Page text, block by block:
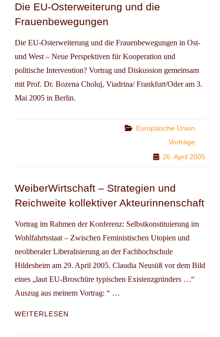
Die EU-Osterweiterung und die
Frauenbewegungen
Die EU-Osterweiterung und die Frauenbewegungen in Ost-
und West – Neue Perspektiven für Kooperation und
politische Intervention? Vortrag und Diskussion gemeinsam
mit Prof. Dr. Bozena Choluj, Viadrina/ Frankfurt/Oder am 3.
Mai 2005 in Berlin.
Categories
Europäische Union
Vorträge
26. April 2005
WeiberWirtschaft – Strategien und
Reichweite kollektiver Akteurinnenschaft
Vortrag im Rahmen der Konferenz: Selbstkonstituierung im
Wohlfahrtsstaat – Zwischen Feministischen Utopien und
neoliberaler Liberalisierung an der Fachhochschule
Hildesheim am 29. April 2005. Claudia Neusüß vor dem Bild
eines „laut EU-Broschüre typischen Existenzgründers …“
Auszug aus meinem Vortrag: “ …
WEITERLESEN